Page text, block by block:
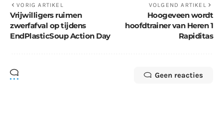
VORIG ARTIKEL
Vrijwilligers ruimen
zwerfafval op tijdens
EndPlasticSoup Action Day
VOLGEND ARTIKEL
Hoogeveen wordt
hoofdtrainer van Heren 1
Rapiditas
Geen reacties